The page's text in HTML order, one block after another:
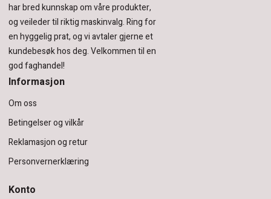
har bred kunnskap om våre produkter,
og veileder til riktig maskinvalg. Ring for
en hyggelig prat, og vi avtaler gjerne et
kundebesøk hos deg.Velkommen til en
god faghandel!
Informasjon
Om oss
Betingelser og vilkår
Reklamasjon og retur
Personvernerklæring
Konto